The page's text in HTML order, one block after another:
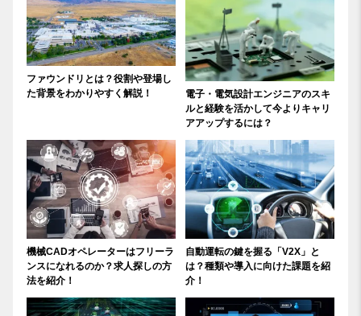
ファウンドリとは？役割や登場し
た背景をわかりやすく解説！
電子・電気設計エンジニアのスキ
ルと経験を活かして今よりキャリ
アアップするには？
機械CADオペレーターはフリーラ
ンスになれるのか？求人探しの方
法を紹介！
自動運転の鍵を握る「V2X」と
は？種類や導入に向けた課題を紹
介！